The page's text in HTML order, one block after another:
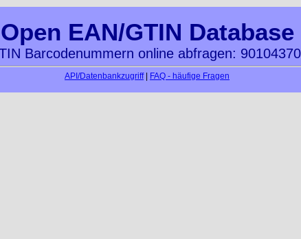
Open EAN/GTIN Database
Barcodenummern online abfragen:
API/Datenbankzugriff| FAQ - häufige Fragen